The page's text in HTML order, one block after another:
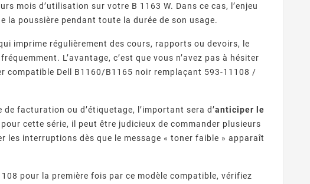
mois d’utilisation sur votre B 1163 W. Dans ce cas, l’enjeu
la poussière pendant toute la durée de son usage.
imprime régulièrement des cours, rapports ou devoirs, le
L’avantage, c’est que vous n’avez pas à hésiter
compatible Dell B1160/B1165 noir remplaçant 593-11108 /
facturation ou d’étiquetage, l’important sera d’anticiper le
cette série, il peut être judicieux de commander plusieurs
les interruptions dès que le message « toner faible » apparaît
pour la première fois par ce modèle compatible, vérifiez